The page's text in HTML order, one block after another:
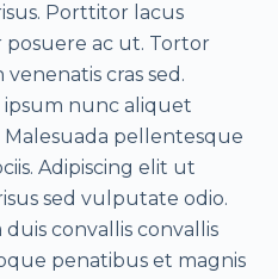
Porttitor lacus
ac ut. Tortor
cras sed.
ipsum nunc aliquet
Malesuada pellentesque
Adipiscing elit ut
sed vulputate odio.
convallis convallis
penatibus et magnis